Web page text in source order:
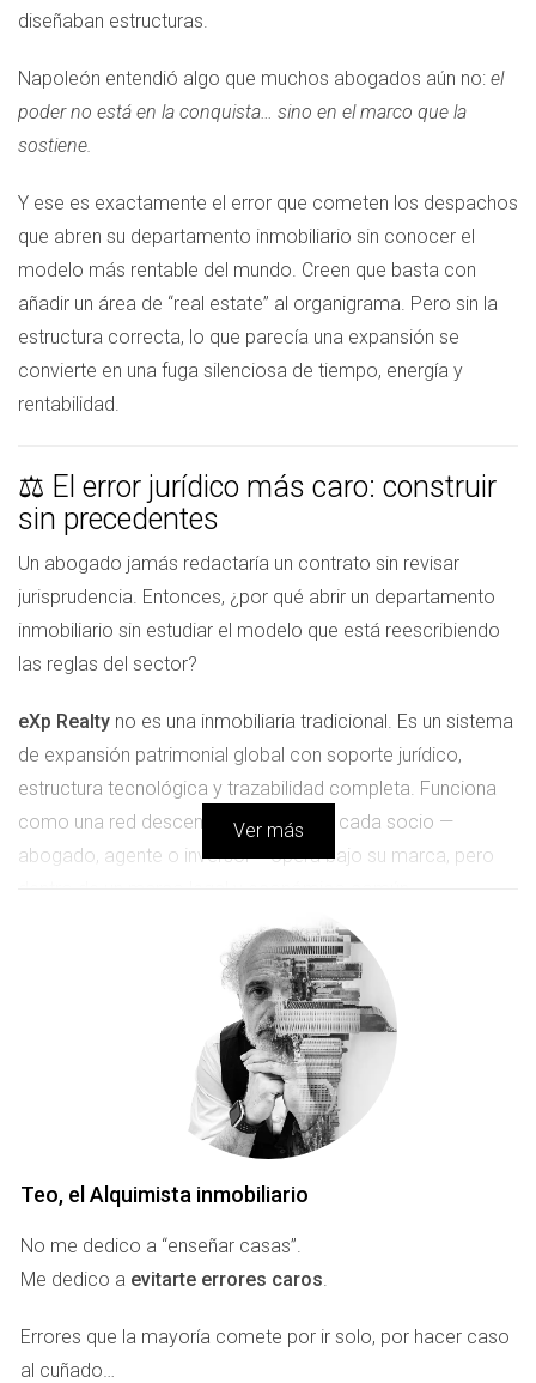
diseñaban estructuras.
Napoleón entendió algo que muchos abogados aún no: el
poder no está en la conquista… sino en el marco que la
sostiene.
Y ese es exactamente el error que cometen los despachos
que abren su departamento inmobiliario sin conocer el
modelo más rentable del mundo. Creen que basta con
añadir un área de “real estate” al organigrama. Pero sin la
estructura correcta, lo que parecía una expansión se
convierte en una fuga silenciosa de tiempo, energía y
rentabilidad.
⚖️ El error jurídico más caro: construir
sin precedentes
Un abogado jamás redactaría un contrato sin revisar
jurisprudencia. Entonces, ¿por qué abrir un departamento
inmobiliario sin estudiar el modelo que está reescribiendo
las reglas del sector?
eXp Realty no es una inmobiliaria tradicional. Es un sistema
de expansión patrimonial global con soporte jurídico,
estructura tecnológica y trazabilidad completa. Funciona
como una red descentralizada donde cada socio —
abogado, agente o inversor— opera bajo su marca, pero
En términos jurídicos, es la diferencia entre crear una
sociedad limitada… o diseñar unaestructura internacional
con ingresos residuales y control de riesgo.
Teo, el Alquimista inmobiliario
escena. Porque no te va a vender un sistema: te va a
enseñar cómo integrarlo a tu despacho para que trabaje
🜁 Napoleón no ganaba guerras:
ganaba sistemas
El emperador francés no vencía por sus soldados. Vencía
por su estructura de mando, su logística y su capacidad
Ver más
Teo, el Alquimista inmobiliario
No me dedico a “enseñar casas”.
Me dedico a evitarte errores caros.
Errores que la mayoría comete por ir solo, por hacer caso
al cuñado…